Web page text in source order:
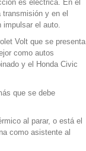
es eléctrica. En el
transmisión y en el
el auto.
Volt que se presenta
como autos
y el Honda Civic
que se debe
al parar, o está el
como asistente al